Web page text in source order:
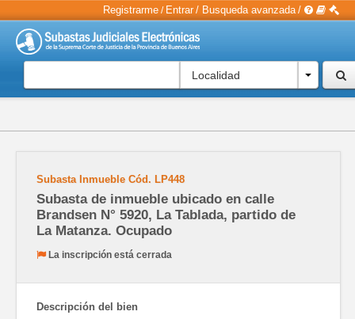
Registrarme / Entrar / Busqueda avanzada /
Localidad
Subasta Inmueble Cód. LP448
Subasta de inmueble ubicado en calle
Brandsen N° 5920, La Tablada, partido de
La Matanza. Ocupado
La inscripción está cerrada
Descripción del bien